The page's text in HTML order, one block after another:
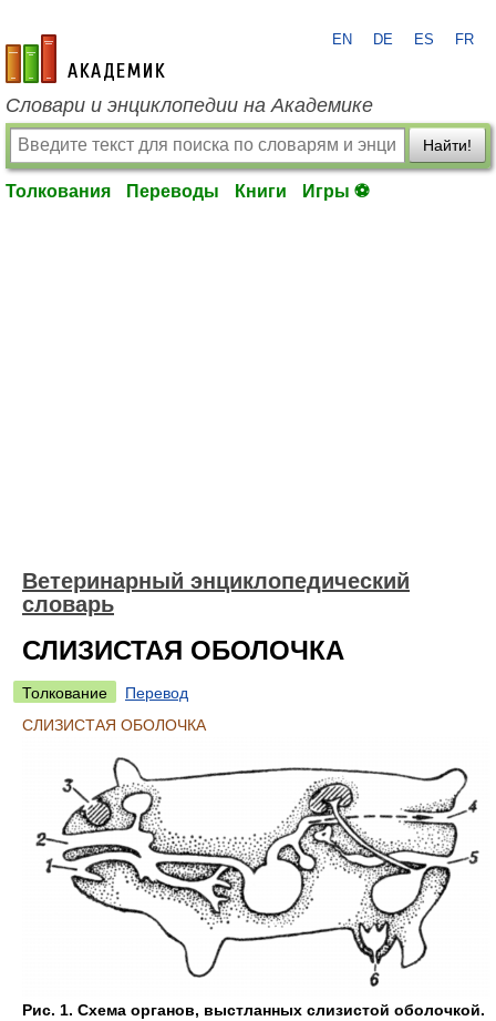
academic.ru
EN DE ES FR
Словари и энциклопедии на Академике
Найти!
Толкования Переводы Книги Игры ⚽
Ветеринарный энциклопедический
словарь
СЛИЗИСТАЯ ОБОЛОЧКА
Толкование
Перевод
СЛИЗИСТАЯ ОБОЛОЧКА
Рис. 1. Схема органов, выстланных слизистой оболочкой.